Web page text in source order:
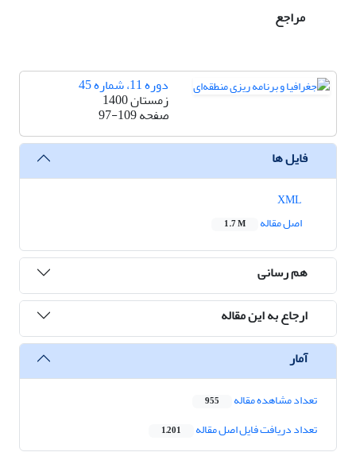
مراجع
دوره 11، شماره 45
زمستان 1400
صفحه97-109
فایل ها
اصل مقاله
1.7 M
هم رسانی
ارجاع به این مقاله
آمار
تعداد مشاهده مقاله 955
تعداد دریافت فایل اصل مقاله 1,201